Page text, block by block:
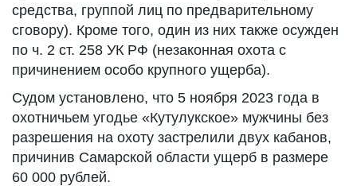
средства, группой лиц по предварительному
сговору). Кроме того, один из них также осужден
по ч. 2 ст. 258 УК РФ (незаконная охота с
причинением особо крупного ущерба).
Судом установлено, что 5 ноября 2023 года в
охотничьем угодье «Кутулукское» мужчины без
разрешения на охоту застрелили двух кабанов,
причинив Самарской области ущерб в размере
60 000 рублей.